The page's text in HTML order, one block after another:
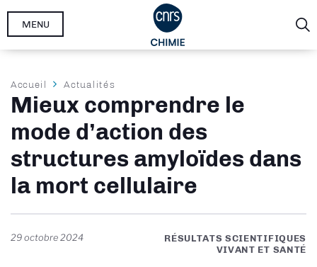
Aller
MENU
Fil
d'Ariane
Accueil Actualités
Mieux comprendre le
mode d’action des
structures amyloïdes dans
la mort cellulaire
29 octobre 2024
RÉSULTATS SCIENTIFIQUES
VIVANT ET SANTÉ